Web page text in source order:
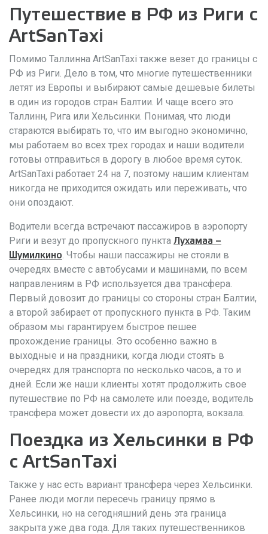
Путешествие в РФ из Риги с
ArtSanTaxi
Помимо Таллинна ArtSanTaxi также везет до границы с
РФ из Риги. Дело в том, что многие путешественники
летят из Европы и выбирают самые дешевые билеты
в один из городов стран Балтии. И чаще всего это
Таллинн, Рига или Хельсинки. Понимая, что люди
стараются выбирать то, что им выгодно экономично,
мы работаем во всех трех городах и наши водители
готовы отправиться в дорогу в любое время суток.
ArtSanTaxi работает 24 на 7, поэтому нашим клиентам
никогда не приходится ожидать или переживать, что
они опоздают.
Водители всегда встречают пассажиров в аэропорту
Риги и везут до пропускного пункта Лухамаа –
Шумилкино. Чтобы наши пассажиры не стояли в
очередях вместе с автобусами и машинами, по всем
направлениям в РФ используется два трансфера.
Первый довозит до границы со стороны стран Балтии,
а второй забирает от пропускного пункта в РФ. Таким
образом мы гарантируем быстрое пешее
прохождение границы. Это особенно важно в
выходные и на праздники, когда люди стоять в
очередях для транспорта по несколько часов, а то и
дней. Если же наши клиенты хотят продолжить свое
путешествие по РФ на самолете или поезде, водитель
трансфера может довести их до аэропорта, вокзала.
Поездка из Хельсинки в РФ
с ArtSanTaxi
Также у нас есть вариант трансфера через Хельсинки.
Ранее люди могли пересечь границу прямо в
Хельсинки, но на сегодняшний день эта граница
закрыта уже два года. Для таких путешественников